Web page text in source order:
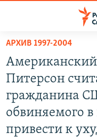
упрощенного
доступа
Вернуться
основному
содержанию
ПОДКАСТЫ
АВТОРСКИЕ ПРОЕКТЫ
ЦИТАТЫ СВОБОДЫ
МНЕНИЯ
АРХИВ 1997-2004
Питерсон
гражданина
обвиняемого
привести к